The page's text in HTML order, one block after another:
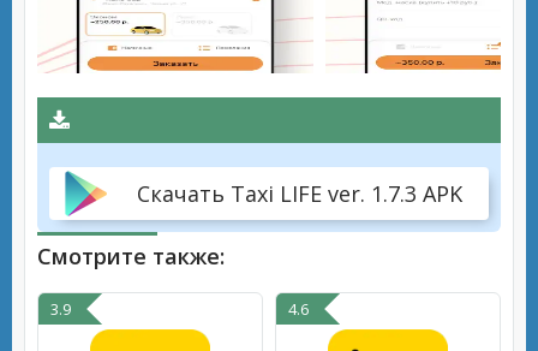
Скачать Taxi LIFE ver. 1.7.3 APK
Смотрите также:
3.9 4.6